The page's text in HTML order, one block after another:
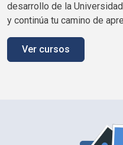
desarrollo de la
y continúa tu camino de
Ver cursos